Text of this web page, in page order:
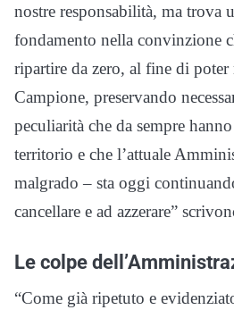
nostre responsabilità, ma trova
fondamento nella convinzione
ripartire da zero, al fine di poter
Campione, preservando
peculiarità che da sempre
territorio e che l’attuale
malgrado – sta oggi
cancellare e ad azzerare”
Le colpe
“Come già ripetuto e